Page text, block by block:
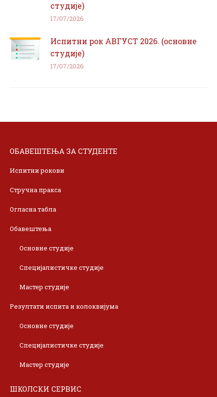
студије)
17/07/2026
Испитни рок АВГУСТ 2026. (основне
студије)
17/07/2026
ОБАВЕШТЕЊА ЗА СТУДЕНТЕ
Испитни рокови
Стручна пракса
Огласна табла
Обавештења
Основне студије
Специјалистичке студије
Мастер студије
Резултати испита и колоквијума
Основне студије
Специјалистичке студије
Мастер студије
ШКОЛСКИ СЕРВИС